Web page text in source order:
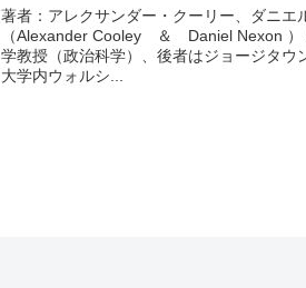
著者：アレクサンダー・クーリー、ダニエ
（Alexander Cooley ＆ Daniel Nexon ）
学教授（政治科学）、後者はジョージタウ
大学内ウォルシ...